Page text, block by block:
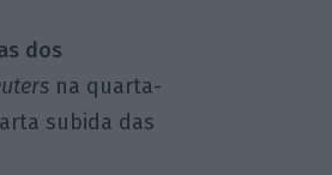
dos
na quarta-
subida das